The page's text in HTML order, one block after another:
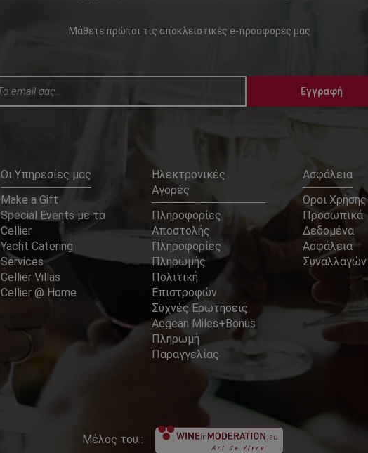
Μάθετε πρώτοι τις αποκλειστικές e-προσφορές μας
Εγγραφή
Οι Υπηρεσίες μας
Make a Gift
Special Events με τα
Cellier
Yacht Catering
Services
Cellier Villas
Cellier @ Home
Ηλεκτρονικές
Αγορές
Πληροφορίες
Αποστολής
Πληροφορίες
Πληρωμής
Πολιτική
Επιστροφών
Συχνές Ερωτήσεις
Aegean Miles+Bonus
Πληρωμή
Παραγγελίας
Ασφάλεια
Οροι Χρήσης
Προσωπικά
Δεδομένα
Ασφάλεια
Συναλλαγών
Μέλος του :